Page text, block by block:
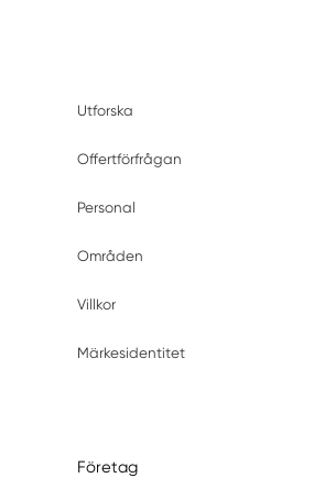
Utforska
Offertförfrågan
Personal
Områden
Villkor
Märkesidentitet
Företag